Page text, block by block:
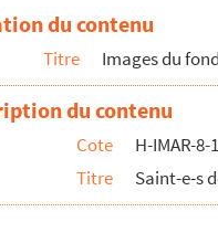
du contenu
Titre Images du
du contenu
Cote
H-IMAR-8-
Titre
Saint-e-s